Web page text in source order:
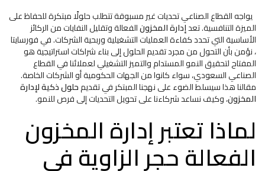
يواجه القطاع الصناعي تحديات غير مسبوقة تتطلب حلولًا مبتكرة للحفاظ على
الميزة التنافسية. تعدإدارة المخزونالفعالة وتقليل النفايات من الركائز
الأساسية التي تحدد كفاءة العمليات التشغيلية وربحية الشركات. في فورسايتا
، نؤمن بأن التحول من مجرد تقديم الحلول إلى بناء شراكات استراتيجية هو
المفتاح لتحقيق النمو المستدام والتميز التشغيلي لعملائنا في القطاع
الصناعي السعودي، سواء كانوا من الجهات الحكومية أو الشركات الخاصة.
مقالنا هذا سيسلط الضوء على نهجنا المبتكر في تقديمحلول ذكية لإدارة
المخزون، وكيف نساعد شركاءنا على تحويل التحديات إلى فرص للنمو.
لماذا تعتبر إدارة المخزون
الفعالة حجر الزاوية في